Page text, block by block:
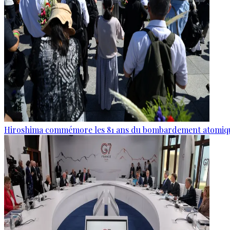
Hiroshima commémore les 81 ans du bombardement